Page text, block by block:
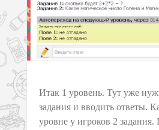
Итак 1 уровень. Тут уже
задания и вводить ответы.
уровне у игроков 2 задания.